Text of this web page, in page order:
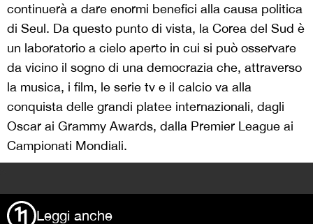
continuerà a dare enormi benefici alla causa politica
di Seul. Da questo punto di vista, la Corea del Sud è
un laboratorio a cielo aperto in cui si può osservare
da vicino il sogno di una democrazia che, attraverso
la musica, i film, le serie tv e il calcio va alla
conquista delle grandi platee internazionali, dagli
Oscar ai Grammy Awards, dalla Premier League ai
Campionati Mondiali.
Leggi anche